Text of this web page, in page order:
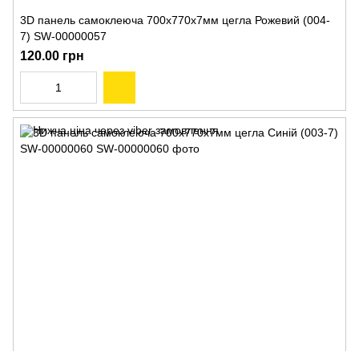
3D панель самоклеюча 700х770х7мм цегла Рожевий (004-
7) SW-00000057
120.00 грн